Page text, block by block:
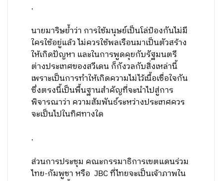
.
นายมาริษย้ำว่า การใช้มนุษย์เป็นโล่ป้องกันไม่มี
ใครใช้อยู่แล้ว ไม่ควรใช้พลเรือนมาเป็นตัวสร้าง
ให้เกิดปัญหา และในการพูดคุยกับรัฐมนตรี
ต่างประเทศของสวีเดน ก็กังวลกับสิ่งเหล่านี้
เพราะเป็นการทำให้เกิดความไม่ไว้เนื้อเชื่อใจกัน
ซึ่งตรงนี้เป็นพื้นฐานสำคัญที่จะนำไปสู่การ
พิจารณาว่า ความสัมพันธ์ระหว่างประเทศควร
จะเป็นไปในทิศทางใด
.
ส่วนการประชุม คณะกรรมาธิการเขตแดนร่วม
ไทย-กัมพูชา หรือ JBC ที่ไทยจะเป็นเจ้าภาพใน